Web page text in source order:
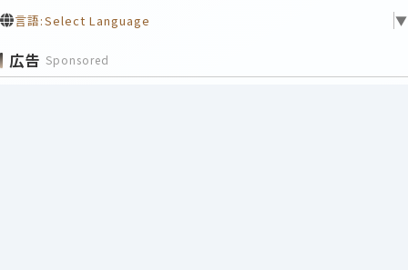
言語:Select Language ▼
広告 Sponsored